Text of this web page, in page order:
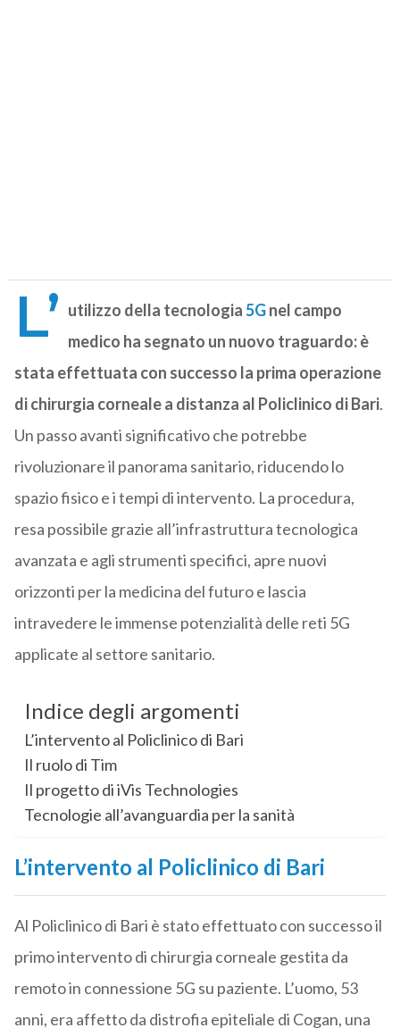
L’ utilizzo della tecnologia5Gnel campo
medico ha segnato un nuovo traguardo: è
stata effettuata con successo la prima operazione
di chirurgia corneale a distanza al Policlinico di Bari.
Un passo avanti significativo che potrebbe
rivoluzionare il panorama sanitario, riducendo lo
spazio fisico e i tempi di intervento. La procedura,
resa possibile grazie all’infrastruttura tecnologica
avanzata e agli strumenti specifici, apre nuovi
orizzonti per la medicina del futuro e lascia
intravedere le immense potenzialità delle reti 5G
applicate al settore sanitario.
Indice degli argomenti
L’intervento al Policlinico di Bari
Il ruolo di Tim
Il progetto di iVis Technologies
Tecnologie all’avanguardia per la sanità
L’intervento al Policlinico di Bari
Al Policlinico di Bari è stato effettuato con successo il
primo intervento di chirurgia corneale gestita da
remoto in connessione 5G su paziente. L’uomo, 53
anni, era affetto da distrofia epiteliale di Cogan, una